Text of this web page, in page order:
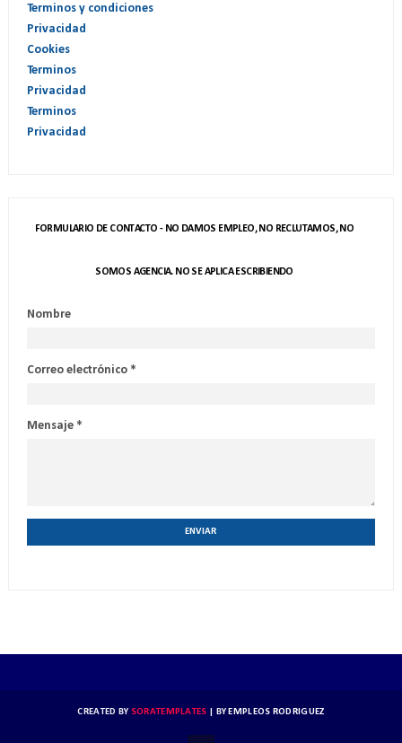
Terminos y condiciones
Privacidad
Cookies
Terminos
Privacidad
Terminos
Privacidad
FORMULARIO DE CONTACTO - NO DAMOS EMPLEO, NO RECLUTAMOS, NO
SOMOS AGENCIA. NO SE APLICA ESCRIBIENDO
Nombre
Correo electrónico *
Mensaje *
CREATED BY SORATEMPLATES | BYEMPLEOS RODRIGUEZ